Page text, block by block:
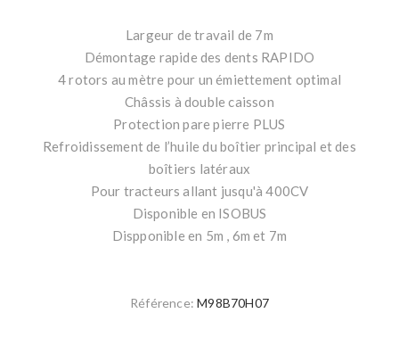
Largeur de travail de 7m
Démontage rapide des dents RAPIDO
4 rotors au mètre pour un émiettement optimal
Châssis à double caisson
Protection pare pierre PLUS
Refroidissement de l’huile du boîtier principal et des
boîtiers latéraux
Pour tracteurs allant jusqu'à 400CV
Disponible en ISOBUS
Dispponible en 5m , 6m et 7m
Référence: M98B70H07